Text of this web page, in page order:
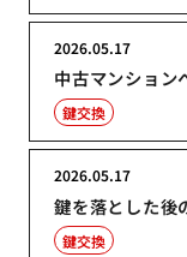
中古マンション
2026.05.17
鍵交換
鍵を落とした後
2026.05.17
鍵交換